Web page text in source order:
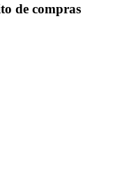
de compras